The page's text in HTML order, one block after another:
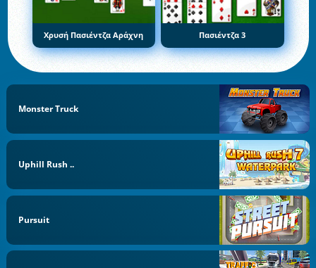
Χρυσή Πασιέντζα Αράχνη Πασιέντζα 3
Monster Truck
Uphill Rush ..
Pursuit